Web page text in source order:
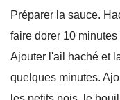
Préparer la sauce.
faire dorer 10
Ajouter l'ail haché et
quelques minutes.